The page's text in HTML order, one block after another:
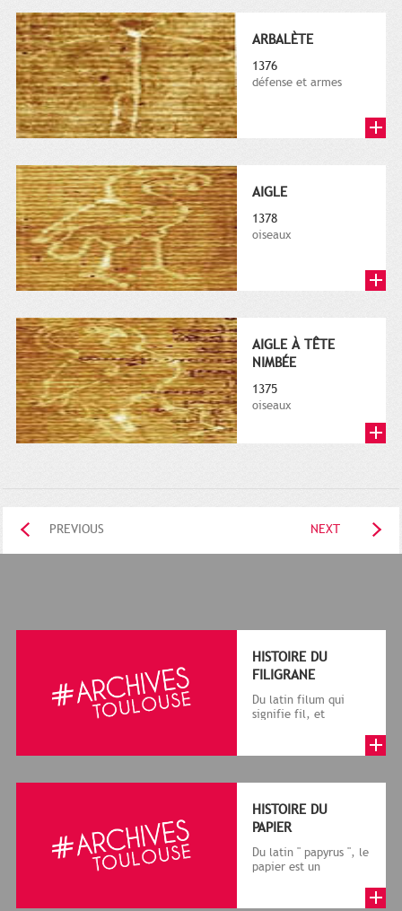
ARBALÈTE
1376
défense et armes
AIGLE
1378
oiseaux
AIGLE À TÊTE
NIMBÉE
1375
oiseaux
PREVIOUS NEXT
HISTOIRE DU
FILIGRANE
Du latin filum qui
signifie fil, et
le cadre de la f...
HISTOIRE DU
PAPIER
Du latin " papyrus ", le
papier est un